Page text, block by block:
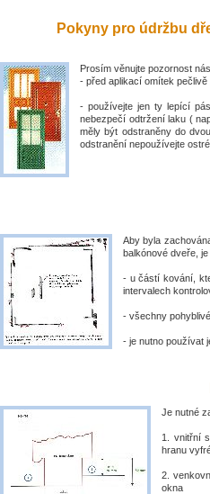
Pokyny pro údržbu
Prosím věnujte pozornost
- před aplikací omítek
- používejte jen ty lepící
nebezpečí odtržení laku (
měly být odstraněny do
odstranění nepoužívejte ostré
Aby byla
balkónové dveře,
- u částí kování,
intervalech
- všechny
- je nutno používat
Je nutné
1. vnitřní
hranu
2.
okna